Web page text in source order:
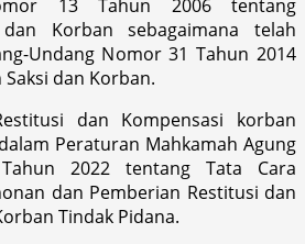
13 Tahun 2006 tentang
Korban sebagaimana telah
Undang Nomor 31 Tahun 2014
dan Korban.
dan Kompensasi korban
Peraturan Mahkamah Agung
2022 tentang Tata Cara
dan Pemberian Restitusi dan
Tindak Pidana.